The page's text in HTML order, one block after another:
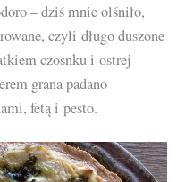
– dziś mnie olśniło,
czyli długo duszone
czosnku i ostrej
grana padano
fetą i pesto.